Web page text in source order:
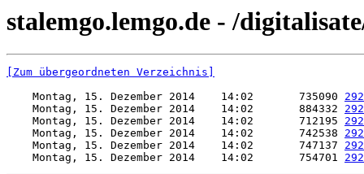
stalemgo.lemgo.de - /
[Zum übergeordneten Verzeichnis]
    Montag, 15. Dezember 2014    14:02       735090
    Montag, 15. Dezember 2014    14:02       884332
    Montag, 15. Dezember 2014    14:02       712195
    Montag, 15. Dezember 2014    14:02       742538
    Montag, 15. Dezember 2014    14:02       747137
    Montag, 15. Dezember 2014    14:02       754701